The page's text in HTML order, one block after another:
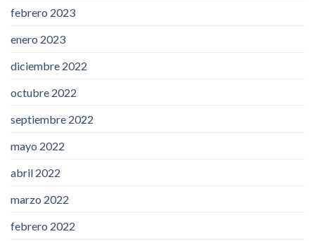
febrero 2023
enero 2023
diciembre 2022
octubre 2022
septiembre 2022
mayo 2022
abril 2022
marzo 2022
febrero 2022